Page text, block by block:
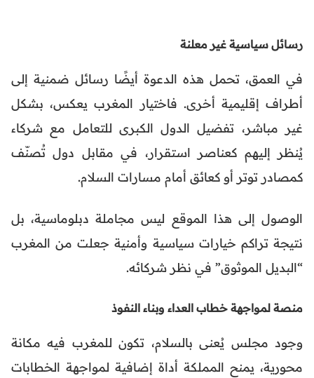
رسائل سياسية غير معلنة
في العمق، تحمل هذه الدعوة أيضًا رسائل ضمنية إلى
أطراف إقليمية أخرى. فاختيار المغرب يعكس، بشكل
غير مباشر، تفضيل الدول الكبرى للتعامل مع شركاء
يُنظر إليهم كعناصر استقرار، في مقابل دول تُصنّف
كمصادر توتر أو كعائق أمام مسارات السلام.
الوصول إلى هذا الموقع ليس مجاملة دبلوماسية، بل
نتيجة تراكم خيارات سياسية وأمنية جعلت من المغرب
“البديل الموثوق” في نظر شركائه.
منصة لمواجهة خطاب العداء وبناء النفوذ
وجود مجلس يُعنى بالسلام، تكون للمغرب فيه مكانة
محورية، يمنح المملكة أداة إضافية لمواجهة الخطابات